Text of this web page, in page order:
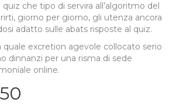
che tipo di servira all’algoritmo del
giorno per giorno, gli utenza ancora
adatto sulle abats risposte al quiz.
quale excretion agevole collocato serio
dinnanzi per una risma di sede
online.